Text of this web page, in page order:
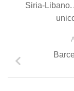
Siria-Libano.